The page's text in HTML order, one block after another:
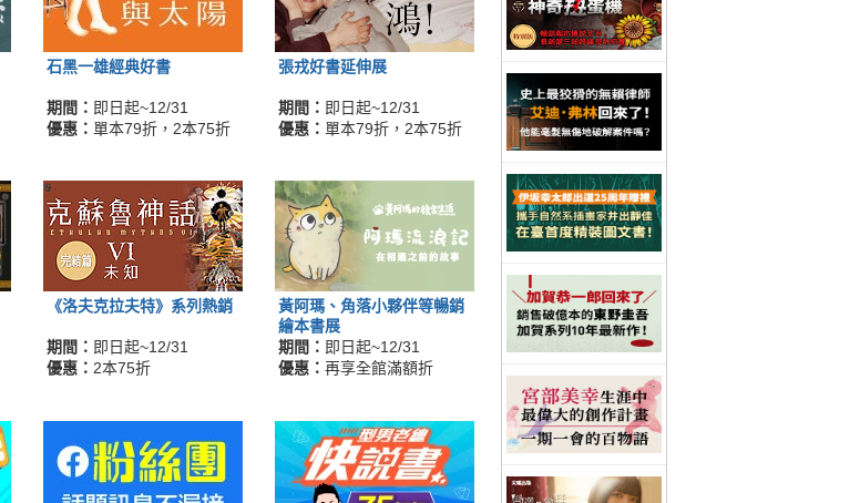
石黑一雄經典好書
期間： 即日起~12/31
優惠： 單本79折，2本75折
張戎好書延伸展
期間： 即日起~12/31
優惠： 單本79折，2本75折
《洛夫克拉夫特》系列熱銷
期間： 即日起~12/31
優惠： 2本75折
黃阿瑪、角落小夥伴等暢銷
繪本書展
期間： 即日起~12/31
優惠：再享全館滿額折